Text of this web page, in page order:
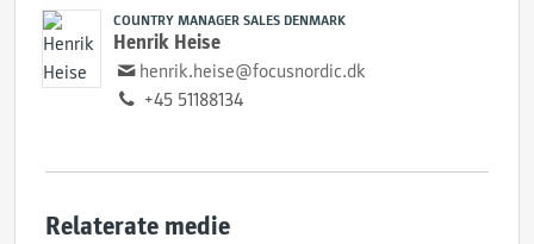
COUNTRY MANAGER SALES DENMARK
Henrik Heise
henrik.heise@focusnordic.dk
+45 51188134
Relaterate medie